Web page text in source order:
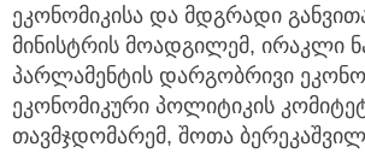
ეკონომიკისა და მდგრადი
მინისტრის მოადგილემ, ირაკლი
პარლამენტის დარგობრივი
ეკონომიკური პოლიტიკის
თავმჯდომარემ, შოთა